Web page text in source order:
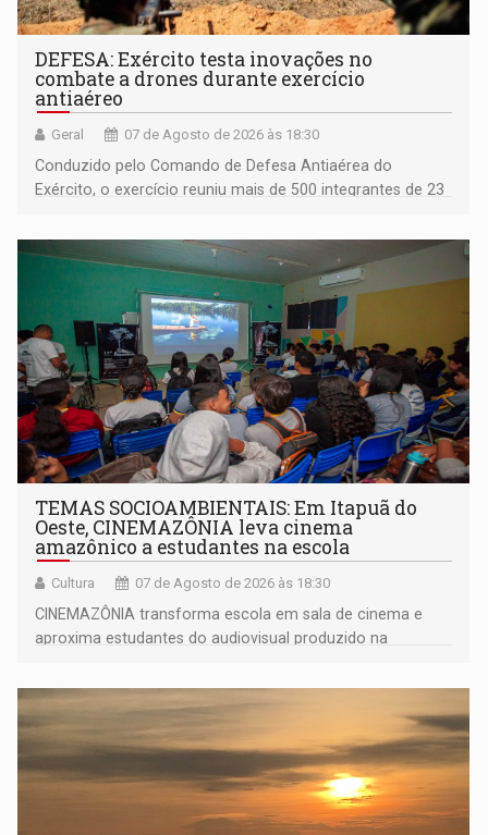
DEFESA: Exército testa inovações no
combate a drones durante exercício
antiaéreo
Geral 07 de Agosto de 2026 às 18:30
Conduzido pelo Comando de Defesa Antiaérea do
Exército, o exercício reuniu mais de 500 integrantes de 23
TEMAS SOCIOAMBIENTAIS: Em Itapuã do
Oeste, CINEMAZÔNIA leva cinema
amazônico a estudantes na escola
Cultura 07 de Agosto de 2026 às 18:30
CINEMAZÔNIA transforma escola em sala de cinema e
aproxima estudantes do audiovisual produzido na